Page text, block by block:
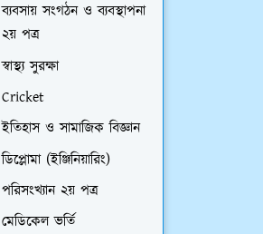
ব্যবসায় সংগঠন ও ব্যবস্থাপনা
২য় পত্র
স্বাস্থ্য সুরক্ষা
Cricket
ইতিহাস ও সামাজিক বিজ্ঞান
ডিপ্লোমা (ইঞ্জিনিয়ারিং)
পরিসংখ্যান ২য় পত্র
মেডিকেল ভর্তি